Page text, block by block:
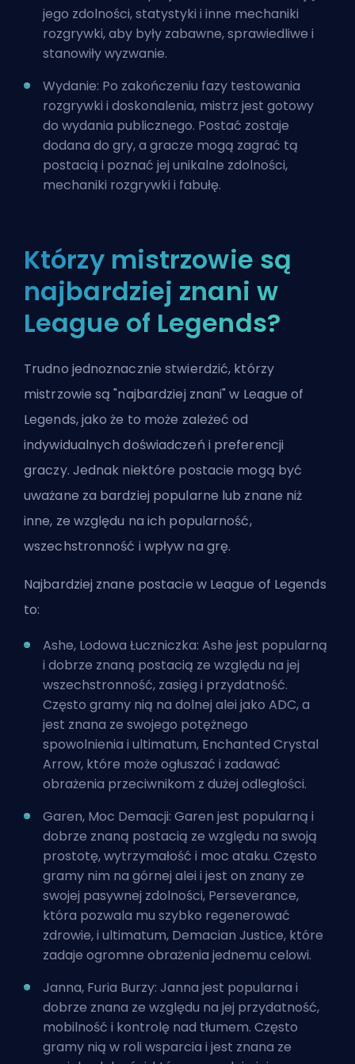
jego zdolności, statystyki i inne mechaniki
rozgrywki, aby były zabawne, sprawiedliwe i
stanowiły wyzwanie.
Wydanie: Po zakończeniu fazy testowania
rozgrywki i doskonalenia, mistrz jest gotowy
do wydania publicznego. Postać zostaje
dodana do gry, a gracze mogą zagrać tą
postacią i poznać jej unikalne zdolności,
mechaniki rozgrywki i fabułę.
Którzy mistrzowie są
najbardziej znani w
League of Legends?
Trudno jednoznacznie stwierdzić, którzy
mistrzowie są "najbardziej znani" w League of
Legends, jako że to może zależeć od
indywidualnych doświadczeń i preferencji
graczy. Jednak niektóre postacie mogą być
uważane za bardziej popularne lub znane niż
inne, ze względu na ich popularność,
wszechstronność i wpływ na grę.
Najbardziej znane postacie w League of Legends
to:
Ashe, Lodowa Łuczniczka: Ashe jest popularną
i dobrze znaną postacią ze względu na jej
wszechstronność, zasięg i przydatność.
Często gramy nią na dolnej alei jako ADC, a
jest znana ze swojego potężnego
spowolnienia i ultimatum, Enchanted Crystal
Arrow, które może ogłuszać i zadawać
obrażenia przeciwnikom z dużej odległości.
Garen, Moc Demacji: Garen jest popularną i
dobrze znaną postacią ze względu na swoją
prostotę, wytrzymałość i moc ataku. Często
gramy nim na górnej alei i jest on znany ze
swojej pasywnej zdolności, Perseverance,
która pozwala mu szybko regenerować
zdrowie, i ultimatum, Demacian Justice, które
zadaje ogromne obrażenia jednemu celowi.
Janna, Furia Burzy: Janna jest popularna i
dobrze znana ze względu na jej przydatność,
mobilność i kontrolę nad tłumem. Często
gramy nią w roli wsparcia i jest znana ze